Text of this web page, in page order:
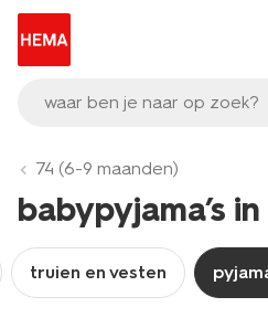
waar ben je naar op zoek?
74 (6-9 maanden)
babypyjama’s
truien en vesten